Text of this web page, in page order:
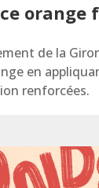
orange
de la
en
renforcées.